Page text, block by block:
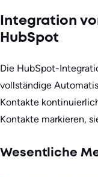
Integration
HubSpot
Die HubSpot-
vollständige
Kontakte
Kontakte markieren,
Wesentliche